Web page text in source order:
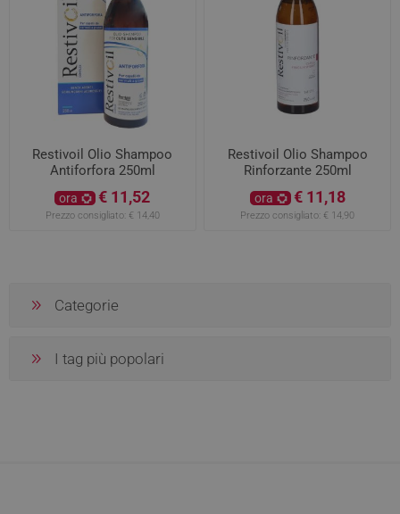
Restivoil Olio Shampoo
Antiforfora 250ml
ora € 11,52
Prezzo consigliato: € 14,40
Restivoil Olio Shampoo
Rinforzante 250ml
ora € 11,18
Prezzo consigliato: € 14,90
Categorie
I tag più popolari